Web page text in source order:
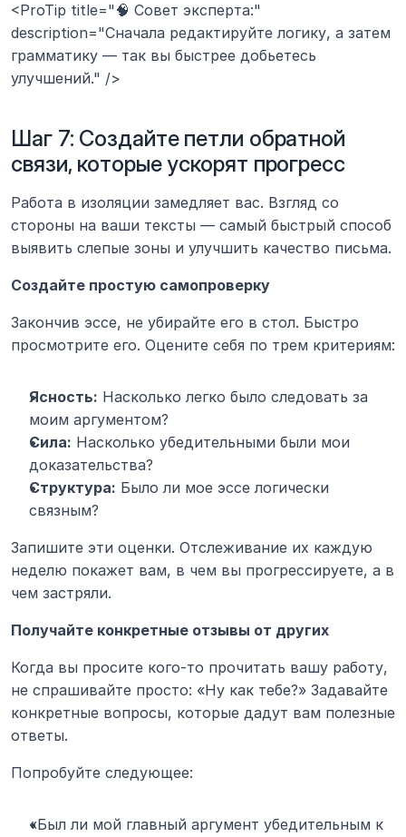
<ProTip title="🧠 Совет эксперта:"
description="Сначала редактируйте логику, а затем
грамматику — так вы быстрее добьетесь
улучшений." />
Шаг 7: Создайте петли обратной
связи, которые ускорят прогресс
Работа в изоляции замедляет вас. Взгляд со
стороны на ваши тексты — самый быстрый способ
выявить слепые зоны и улучшить качество письма.
Создайте простую самопроверку
Закончив эссе, не убирайте его в стол. Быстро
просмотрите его. Оцените себя по трем критериям:
Ясность: Насколько легко было следовать за
моим аргументом?
Сила: Насколько убедительными были мои
доказательства?
Структура: Было ли мое эссе логически
связным?
Запишите эти оценки. Отслеживание их каждую
неделю покажет вам, в чем вы прогрессируете, а в
чем застряли.
Получайте конкретные отзывы от других
Когда вы просите кого-то прочитать вашу работу,
не спрашивайте просто: «Ну как тебе?» Задавайте
конкретные вопросы, которые дадут вам полезные
ответы.
Попробуйте следующее:
«Был ли мой главный аргумент убедительным к